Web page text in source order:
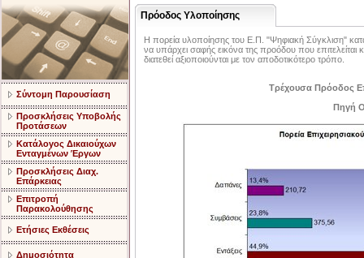
Σύντομη Παρουσίαση
Προσκλήσεις Υποβολής
Προτάσεων
Κατάλογος Δικαιούχων
Ενταγμένων Έργων
Προσκλήσεις Διαχ.
Επάρκειας
Επιτροπή
Παρακολούθησης
Ετήσιες Εκθέσεις
Δημοσιότητα
Πρόοδος Υλοποίησης
Η πορεία υλοποίησης του Ε.Π. "Ψηφιακή Σύγκλιση"
να υπάρχει σαφής εικόνα της προόδου που επιτελείται
διατεθεί αξιοποιούνται με τον αποδοτικότερο τρόπο.
Τρέχουσα Πρόοδος
Πηγή